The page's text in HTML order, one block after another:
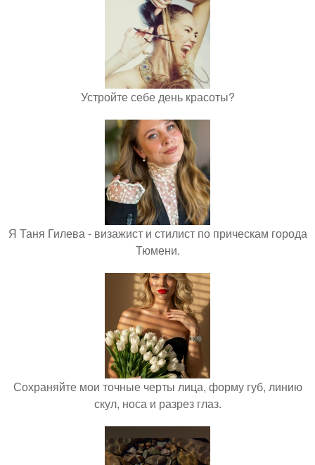
Устройте себе день красоты?
Я Таня Гилева - визажист и стилист по прическам города
Тюмени.
Сохраняйте мои точные черты лица, форму губ, линию
скул, носа и разрез глаз.